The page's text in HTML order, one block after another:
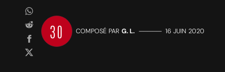
30 COMPOSÉ PAR G. L. ————— 16 JUIN 2020